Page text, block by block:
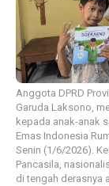
Anggota DPRD
Garuda Laksono,
kepada anak-anak
Emas Indonesia
Senin (1/6/2026).
Pancasila,
di tengah derasnya